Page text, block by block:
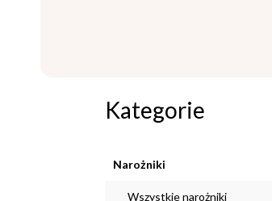
Kategorie
Narożniki
Wszystkie narożniki